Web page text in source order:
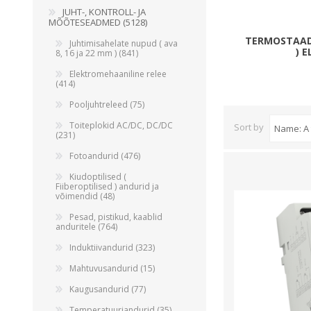
Juhtimisahelate nupud ( ava 8, 16 ja 22 mm )
Elektromehaaniline relee
Pooljuhtreleed
Toiteplokid AC/DC, DC/DC
View All
)
Sort by
JUHT-, KONTROLL- JA
MÕÕTESEADMED (5128)
Juhtimisahelate nupud ( ava
8, 16 ja 22 mm ) (841)
Elektromehaaniline relee
(414)
Pooljuhtreleed (75)
Toiteplokid AC/DC, DC/DC
(231)
Fotoandurid (476)
Kiudoptilised (
Fiiberoptilised ) andurid ja
võimendid (48)
Pesad, pistikud, kaablid
anduritele (764)
Induktiivandurid (323)
Mahtuvusandurid (15)
Kaugusandurid (77)